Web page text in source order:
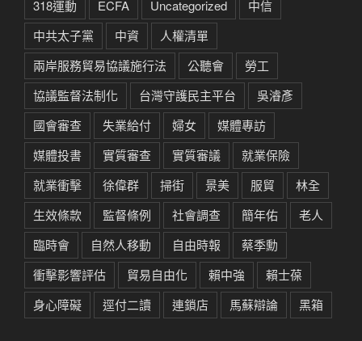
318運動 ECFA Uncategorized
中信
中共太子黨
中資
人權清單
兩岸服務貿易協議施行法
公聽會
勞工
協議監督法制化
台灣守護民主平台
吳濬彥
國會審查
失業給付 婦女
媒體專訪
媒體投書
實質審查 實質審議
就業保險
就業衝擊
徐偉群 掃街 景美 服貿
林全
生效條款
監督條例 社會調查 簡年佑
老人
臨時會
自然人移動 自由時報
蔡季勳
衝擊影響評估
貿易自由化 賴中強
賴士葆
身心障礙
逕付二讀 連鎖店 馬蘇辯論 黑箱